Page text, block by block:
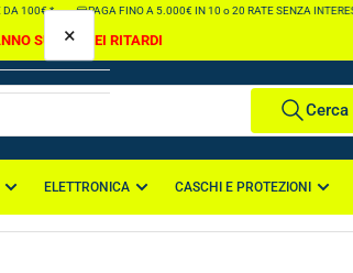
100€ * PAGA FINO A 5.000€ IN 10 o 20 RATE SENZA INTERESSI*
SUBIRE DEI RITARDI
Cerca
ELETTRONICA CASCHI E PROTEZIONI
×